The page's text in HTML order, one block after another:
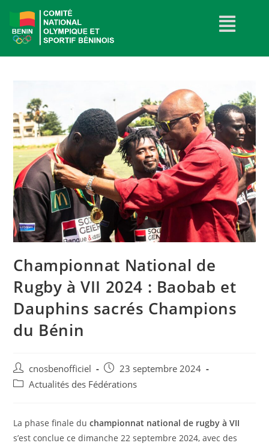
Championnat National de
Rugby à VII 2024 : Baobab et
Dauphins sacrés Champions
du Bénin
cnosbenofficiel
23 septembre 2024
Actualités des Fédérations
La phase finale duchampionnat national de rugby à VII
s’est conclue ce dimanche 22 septembre 2024, avec des